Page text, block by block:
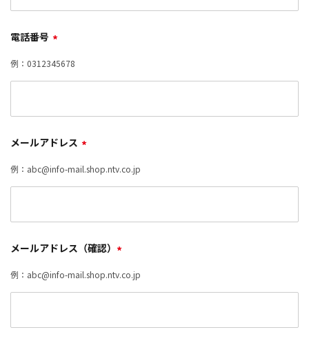
電話番号 *
例：0312345678
メールアドレス *
例：abc@info-mail.shop.ntv.co.jp
メールアドレス（確認） *
例：abc@info-mail.shop.ntv.co.jp